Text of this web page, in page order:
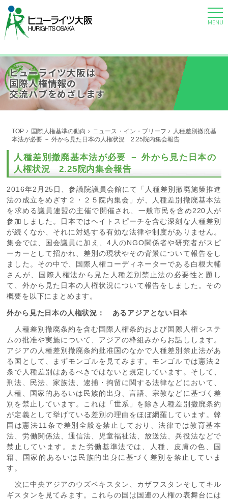
MENU
ヒューライツ大阪は
国際人権情報の
交流ハブをめざします
TOP 国際人権基準の動向 ニュース・イン・ブリーフ
人種差別撤廃基
本法が必要 － 外から見た日本の人権状況 2.25院内集会報告
人種差別撤廃基本法が必要 － 外から見た日本の
人権状況 2.25院内集会報告
2016年2月25日、参議院議員会館にて「人種差別撤廃施策推進
法の成立をめざす２・２５院内集会」が、人種差別撤廃基本法
を求める議員連盟の主催で開催され、一般市民を含め220人が
参加しました。日本ではヘイトスピーチを含む深刻な人種差別
が続くなか、それに対処する有効な法律や制度がありません。
集会では、国会議員に加え、4人のNGO関係者や研究者がスピ
ーカーとして招かれ、差別の現状やその背景について報告をし
ました。その中で、国際人権コーディネーターである白根大輔
さんが、国際人権法から見た人種差別禁止法の必要性と題し
て、外から見た日本の人権状況について報告をしました。その
概要を以下にまとめます。
外から見た日本の人権状況： あるアジアとない日本
人種差別撤廃条約を含む国際人権条約および国際人権システ
ムの批准や実施について、アジアの枠組みからお話しします。
アジアの人種差別撤廃条約批准国のなかで人種差別禁止法があ
る国として、まずモンゴルを見てみます。モンゴルでは憲法２
条で人種差別はあるべきではないと規定しています。そして、
刑法、民法、家族法、逮捕・拘留に関する法律などにおいて、
人種、国家的あるいは民族的出身、言語、宗教などに基づく差
別を禁止しています。これは「世系」を除き人種差別撤廃条約
が定義として挙げている差別の理由をほぼ網羅しています。韓
国は憲法11条で差別全般を禁止しており、法律では教育基本
法、労働関係法、通信法、児童福祉法、放送法、兵役法などで
禁止しています。また労働基準法では、人種、皮膚の色、国
籍、国家的あるいは民族的出身に基づく差別を禁止していま
す。
次に中央アジアのウズベキスタン、カザフスタンそしてキル
ギスタンを見てみます。これらの国は国連の人権の表舞台には